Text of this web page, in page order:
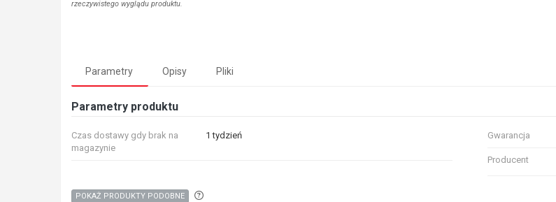
rzeczywistego wyglądu produktu.
Parametry Opisy Pliki
Parametry produktu
Czas dostawy gdy brak na
magazynie
1 tydzień Gwarancja
Producent
POKAŻ PRODUKTY PODOBNE